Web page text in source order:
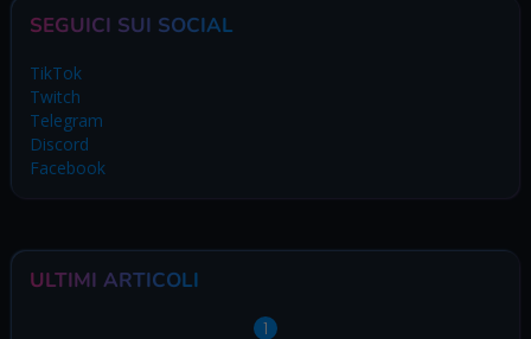
SEGUICI SUI SOCIAL
TikTok
Twitch
Telegram
Discord
Facebook
ULTIMI ARTICOLI